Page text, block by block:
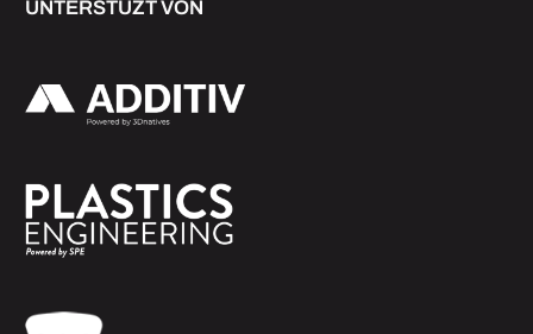
UNTERSTÜZT VON